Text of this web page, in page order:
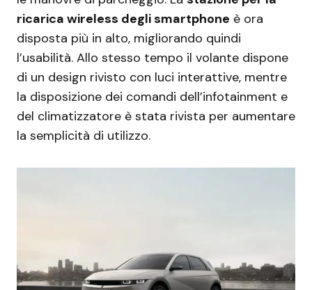
ricarica wireless degli smartphone è ora
disposta più in alto, migliorando quindi
l’usabilità. Allo stesso tempo il volante dispone
di un design rivisto con luci interattive, mentre
la disposizione dei comandi dell’infotainment e
del climatizzatore è stata rivista per aumentare
la semplicità di utilizzo.